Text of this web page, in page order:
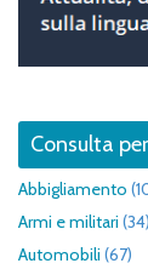
Consulta
Abbigliamento
Armi e militari (34)
Automobili (67)